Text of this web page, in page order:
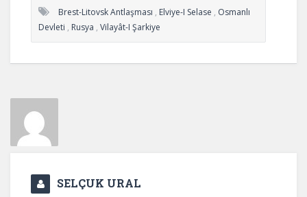
Brest-Litovsk Antlaşması , Elviye-I Selase , Osmanlı
Devleti , Rusya , Vilayât-I Şarkiye
SELÇUK URAL